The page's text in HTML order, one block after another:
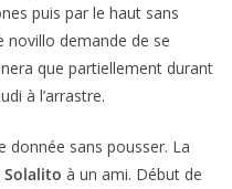
puis par le haut sans
novillo demande de se
que partiellement durant
à l’arrastre.
donnée sans pousser. La
Solalito à un ami. Début de